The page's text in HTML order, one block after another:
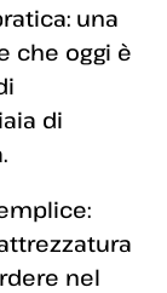
una
che oggi è
di
nel